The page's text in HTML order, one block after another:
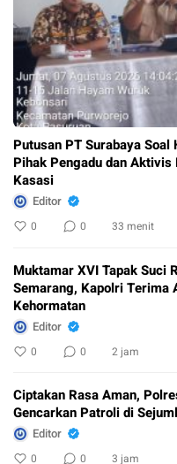
Putusan PT Surabaya
Pihak Pengadu dan
Kasasi
Editor
0 0 33 menit
Muktamar XVI Tapak Suci
Semarang, Kapolri Terima
Kehormatan
Editor
0 0 2 jam
Ciptakan Rasa Aman,
Gencarkan Patroli di
Editor
0 0 3 jam